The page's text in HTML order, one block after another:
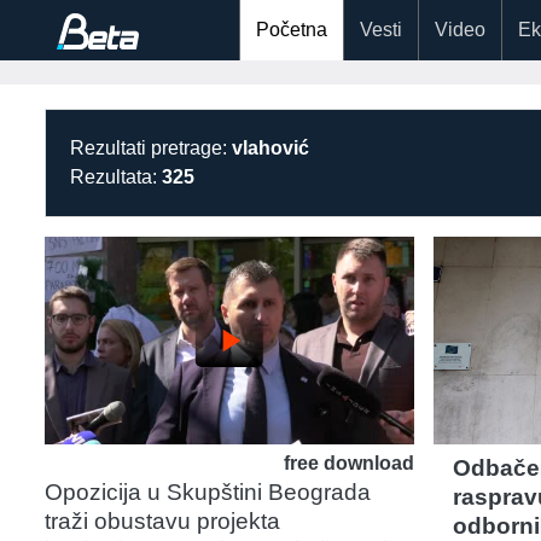
Početna Vesti Video
Rezultati pretrage: vlahović
Rezultata: 325
play_arrow
free download
Opozicija u Skupštini Beograda
traži obustavu projekta